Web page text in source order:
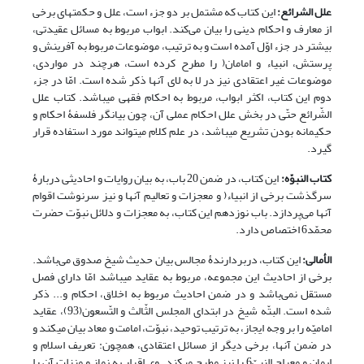
علل الشرائع:این کتاب که مشتمل بر دو جزء است، علل و حکمت‏های برخی
از معارف و احکام دینی را بیان می‌کند. ابواب مربوط به مسائل عقیدتی،
بیش‎تر در جزء اوّل آمده است و به ترتیب، موضوعات مربوط به آفرینش و
پرستش، انبیاء و امامان( را مطرح کرده است، هرچند در مواردی،
موضوعات غیر اعتقادی نیز در لا به لای آن‎ها ذکر شده است. امّا در جزء
دوم این کتاب، اکثر ابواب، مربوط به احکام فقهی می‎باشد. کتاب علل
الشّرائع حتّی در بخش علل احکام عملی آن، چون بیانگر فلسفۀ احکام و
حکیمانه بودن تشریع می‎باشد، در علم کلام می‎تواند مورد استفاده قرار
گیرد.
کتاب النبوّه:
این کتاب، در ضمن 20 باب، به بیان روایات و احادیثی دربارۀ
سرگذشت برخی از انبیاء( و معجزات و تعالیم آن‏ها و نیز سرنوشت اقوام
آن‎ها می‌پردازد. باب نوزدهم این کتاب، به معجزات و دلائل نبوّت حضرت
محمّد6 اختصاص دارد.
الأمالی:این کتاب، دربردارندۀ مجالس بیان حدیث شیخ صدوق می‌باشد.
برخی از احادیث این مجموعه، مربوط به عقاید می‎باشد امّا دارای فصل
مستقل نمی‌باشد و در ضمن احادیث مربوط به اخلاق، احکام و... ذکر
شده است. البتّه شیخ در ابتدای المجلس الثّالث و التّسعون(93)، عقاید
امامیّه را بر وجه ایجاز، به ترتیب توحید، نبوّت، امامت و معاد بیان می‎کند و
در ضمن آن‎ها، برخی دیگر از مسائل اعتقادی، همچون: تعریف اسلام و